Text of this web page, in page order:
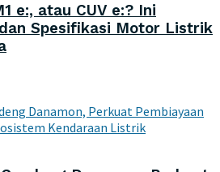
e:, atau CUV e:? Ini
Spesifikasi Motor Listrik